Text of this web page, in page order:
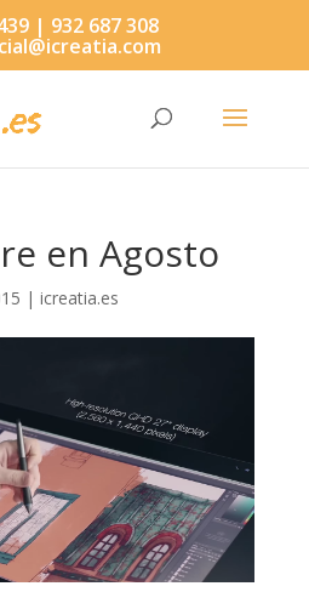
| 932 687 308
en Agosto
| icreatia.es